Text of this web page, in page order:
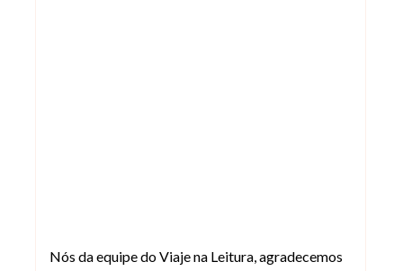
Nós da equipe do Viaje na Leitura, agradecemos